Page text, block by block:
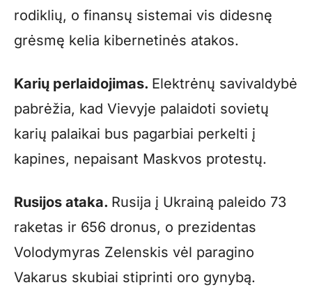
rodiklių, o finansų sistemai vis didesnę
grėsmę kelia kibernetinės atakos.
Karių perlaidojimas. Elektrėnų savivaldybė
pabrėžia, kad Vievyje palaidoti sovietų
karių palaikai bus pagarbiai perkelti į
kapines, nepaisant Maskvos protestų.
Rusijos ataka. Rusija į Ukrainą paleido 73
raketas ir 656 dronus, o prezidentas
Volodymyras Zelenskis vėl paragino
Vakarus skubiai stiprinti oro gynybą.